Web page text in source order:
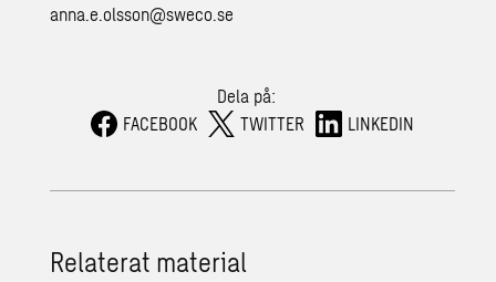
anna.e.olsson@sweco.se
Dela på:
FACEBOOK
TWITTER LINKEDIN
Relaterat material